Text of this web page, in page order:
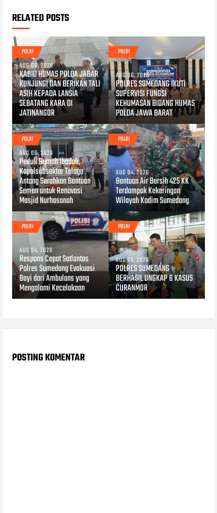
RELATED POSTS
POLRI
AUG 06, 2026
KABID HUMAS POLDA JABAR
KUNJUNGI DAN BERIKAN TALI
ASIH KEPADA LANSIA
SEBATANG KARA DI
JATINANGOR
POLRI
AUG 06, 2026
POLRES SUMEDANG IKUTI
SUPERVISI FUNGSI
KEHUMASAN BIDANG HUMAS
POLDA JAWA BARAT
POLRI
AUG 06, 2026
Peduli Rumah Ibadah,
Kapolsubsektor Telaga
Antang Serahkan Bantuan
Semen untuk Renovasi
Masjid Nurhasanah
POLRI
AUG 04, 2026
Bantuan Air Bersih 425 KK
Terdampak Kekeringan
Wilayah Kodim Sumedang
POLRI
AUG 04, 2026
Respons Cepat Satlantas
Polres Sumedang Evakuasi
Bayi dari Ambulans yang
Mengalami Kecelakaan
POLRI
AUG 03, 2026
POLRES SUMEDANG
BERHASIL UNGKAP 6 KASUS
CURANMOR
POSTING KOMENTAR